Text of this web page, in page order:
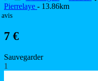
Pierrelaye - 13.86km
avis
7 €
Sauvegarder
1